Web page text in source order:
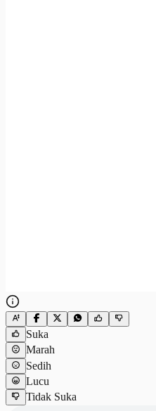
Suka
Marah
Sedih
Lucu
Tidak Suka